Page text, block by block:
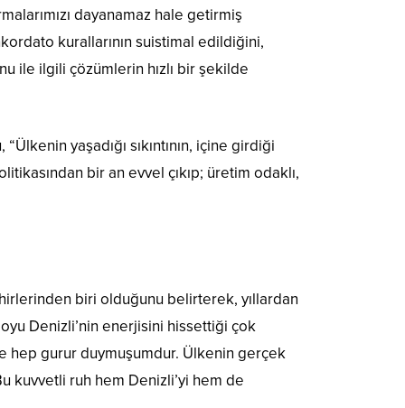
dayanamaz hale getirmiş
kurallarının suistimal edildiğini,
ile ilgili çözümlerin hızlı bir şekilde
yaşadığı sıkıntının, içine girdiği
bir an evvel çıkıp; üretim odaklı,
biri olduğunu belirterek, yıllardan
Denizli’nin enerjisini hissettiği çok
hep gurur duymuşumdur. Ülkenin gerçek
kuvvetli ruh hem Denizli’yi hem de